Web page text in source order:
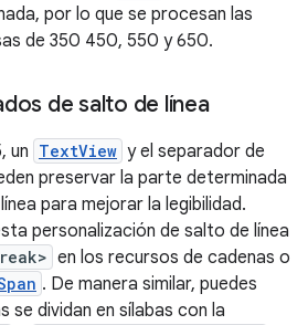
por lo que se procesan las
de 350 450, 550 y 650.
de salto de línea
un TextView y el separador de
preservar la parte determinada
para mejorar la legibilidad.
personalización de salto de línea
en los recursos de cadenas o
. De manera similar, puedes
se dividan en sílabas con la